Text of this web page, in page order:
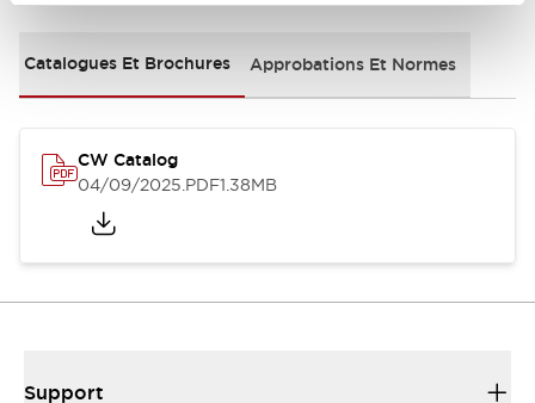
Catalogues Et Brochures Approbations Et Normes
CW Catalog
04/09/2025.PDF1.38MB
Support